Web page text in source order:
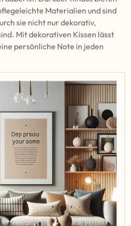
Materialien und sind
sie nicht nur dekorativ,
Mit dekorativen Kissen lässt
persönliche Note in jeden